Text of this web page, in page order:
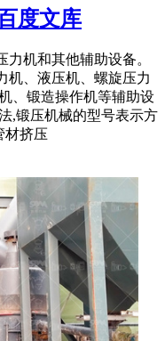
度文库
机和其他辅助设备。
机、液压机、螺旋压力
、锻造操作机等辅助设
,锻压机械的型号表示方
材挤压